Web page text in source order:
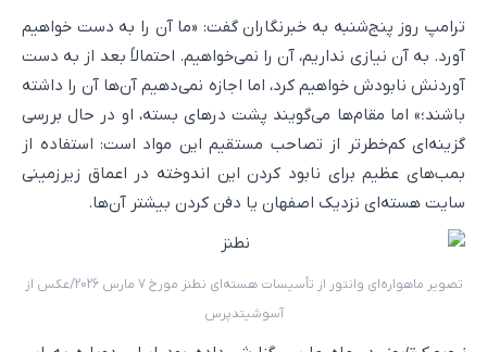
ترامپ روز پنج‌شنبه به خبرنگاران گفت: «ما آن را به دست خواهیم
آورد. به آن نیازی نداریم، آن را نمی‌خواهیم. احتمالاً بعد از به دست
آوردنش نابودش خواهیم کرد، اما اجازه نمی‌دهیم آن‌ها آن را داشته
باشند؛» اما مقام‌ها می‌گویند پشت درهای بسته، او در حال بررسی
گزینه‌ای کم‌خطرتر از تصاحب مستقیم این مواد است: استفاده از
بمب‌های عظیم برای نابود کردن این اندوخته در اعماق زیرزمینی
سایت هسته‌ای نزدیک اصفهان یا دفن کردن بیشتر آن‌ها.
تصویر ماهواره‌ای وانتور از تأسیسات هسته‌ای نطنز مورخ 7 مارس 2026/عکس از
آسوشیتدپرس